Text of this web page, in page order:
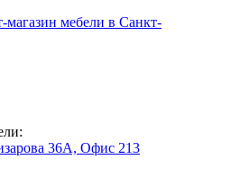
36А, Офис 213